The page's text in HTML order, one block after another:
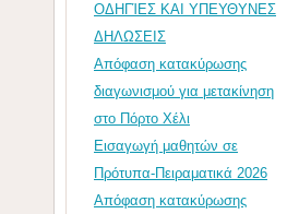
ΟΔΗΓΊΕΣ ΚΑΙ ΥΠΕΥΘΥΝΕΣ
ΔΗΛΩΣΕΙΣ
Απόφαση κατακύρωσης
διαγωνισμού για μετακίνηση
στο Πόρτο Χέλι
Εισαγωγή μαθητών σε
Πρότυπα-Πειραματικά 2026
Απόφαση κατακύρωσης